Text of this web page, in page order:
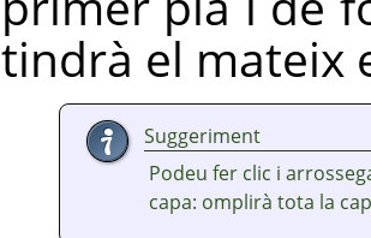
tindrà el mateix
Suggeriment
Podeu fer clic i
capa: omplirà tota la